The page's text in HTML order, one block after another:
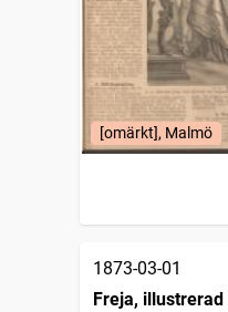
[omärkt], Malmö
1873-03-01
Freja,